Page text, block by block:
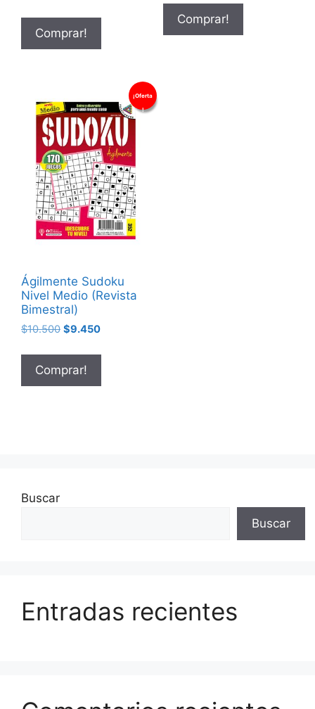
Comprar!
Comprar!
¡Oferta
!
Ágilmente Sudoku
Nivel Medio (Revista
Bimestral)
$10.500 $9.450
Comprar!
Buscar
Buscar
Entradas recientes